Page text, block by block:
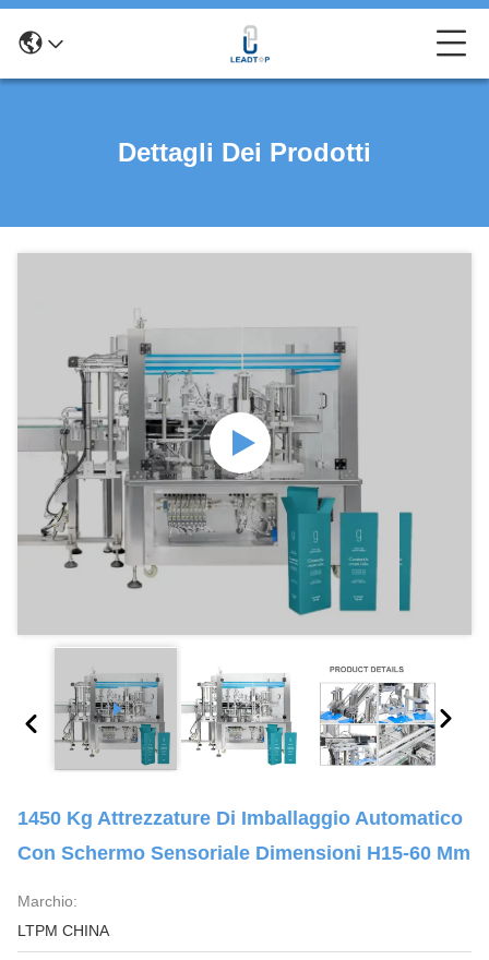
Dettagli Dei Prodotti
1450 Kg Attrezzature Di Imballaggio Automatico
Con Schermo Sensoriale Dimensioni H15-60 Mm
Marchio:
LTPM CHINA